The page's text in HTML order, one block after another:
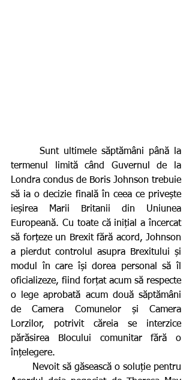
termenul limită când Guvernul de la
Londra condus de Boris Johnson trebuie
să ia o decizie finală în ceea ce privește
ieșirea Marii Britanii din Uniunea
Europeană. Cu toate că inițial a încercat
să forțeze un Brexit fără acord, Johnson
a pierdut controlul asupra Brexitului și
modul în care își dorea personal să îl
oficializeze, fiind forțat acum să respecte
o lege aprobată acum două săptămâni
de Camera Comunelor și Camera
Lorzilor, potrivit căreia se interzice
părăsirea Blocului comunitar fără o
înțelegere.